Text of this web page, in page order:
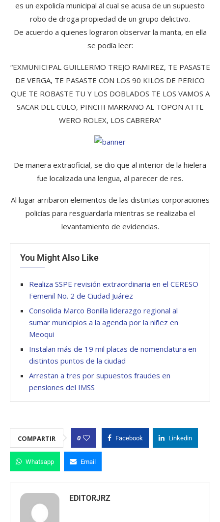
es un expolicía municipal al cual se acusa de un supuesto
robo de droga propiedad de un grupo delictivo.
De acuerdo a quienes lograron observar la manta, en ella
se podía leer:
“EXMUNICIPAL GUILLERMO TREJO RAMIREZ, TE PASASTE
DE VERGA, TE PASASTE CON LOS 90 KILOS DE PERICO
QUE TE ROBASTE TU Y LOS DOBLADOS TE LOS VAMOS A
SACAR DEL CULO, PINCHI MARRANO AL TOPON ATTE
WERO ROLEX, LOS CABRERA”
De manera extraoficial, se dio que al interior de la hielera
fue localizada una lengua, al parecer de res.
Al lugar arribaron elementos de las distintas corporaciones
policías para resguardarla mientras se realizaba el
levantamiento de evidencias.
You Might Also Like
Realiza SSPE revisión extraordinaria en el CERESO
Femenil No. 2 de Ciudad Juárez
Consolida Marco Bonilla liderazgo regional al
sumar municipios a la agenda por la niñez en
Meoqui
Instalan más de 19 mil placas de nomenclatura en
distintos puntos de la ciudad
Arrestan a tres por supuestos fraudes en
pensiones del IMSS
COMPARTIR 0 Facebook Linkedin
Whatsapp Email
EDITORJRZ